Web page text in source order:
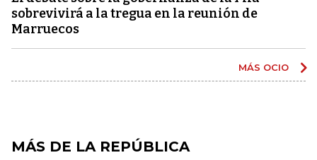
sobrevivirá a la tregua en la reunión de
Marruecos
MÁS OCIO
MÁS DE LA REPÚBLICA